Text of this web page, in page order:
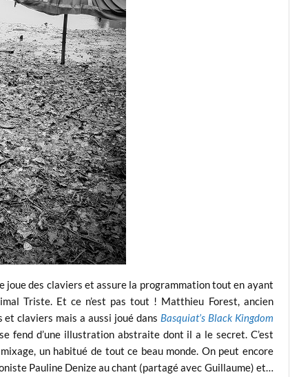
joue des claviers et assure la programmation tout en ayant
Triste. Et ce n’est pas tout ! Matthieu Forest, ancien
claviers mais a aussi joué dans Basquiat’s Black Kingdom
fend d’une illustration abstraite dont il a le secret. C’est
un habitué de tout ce beau monde. On peut encore
Pauline Denize au chant (partagé avec Guillaume) et…